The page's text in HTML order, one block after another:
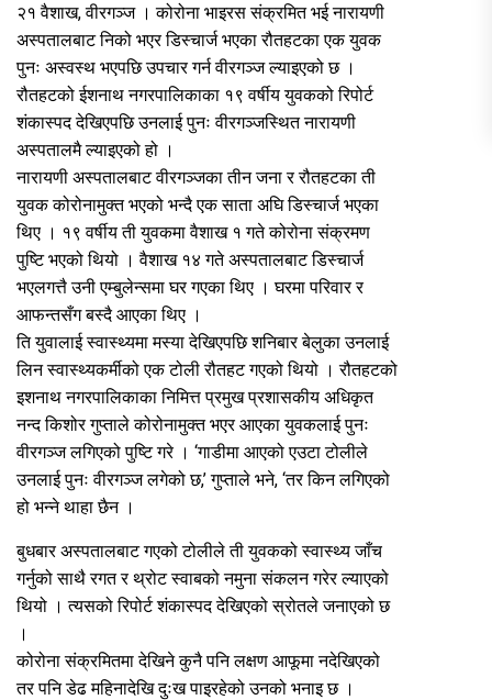
२१ वैशाख, वीरगञ्ज । कोरोना भाइरस संक्रमित भई नारायणी
अस्पतालबाट निको भएर डिस्चार्ज भएका रौतहटका एक युवक
पुनः अस्वस्थ भएपछि उपचार गर्न वीरगञ्ज ल्याइएको छ ।
रौतहटको ईशनाथ नगरपालिकाका १९ वर्षीय युवकको रिपोर्ट
शंकास्पद देखिएपछि उनलाई पुनः वीरगञ्जस्थित नारायणी
अस्पतालमै ल्याइएको हो ।
नारायणी अस्पतालबाट वीरगञ्जका तीन जना र रौतहटका ती
युवक कोरोनामुक्त भएको भन्दै एक साता अघि डिस्चार्ज भएका
थिए । १९ वर्षीय ती युवकमा वैशाख १ गते कोरोना संक्रमण
पुष्टि भएको थियो । वैशाख १४ गते अस्पतालबाट डिस्चार्ज
भएलगत्तै उनी एम्बुलेन्समा घर गएका थिए । घरमा परिवार र
आफन्तसँग बस्दै आएका थिए ।
ति युवालाई स्वास्थ्यमा मस्या देखिएपछि शनिबार बेलुका उनलाई
लिन स्वास्थ्यकर्मीको एक टोली रौतहट गएको थियो । रौतहटको
इशनाथ नगरपालिकाका निमित्त प्रमुख प्रशासकीय अधिकृत
नन्द किशोर गुप्ताले कोरोनामुक्त भएर आएका युवकलाई पुनः
वीरगञ्ज लगिएको पुष्टि गरे । ‘गाडीमा आएको एउटा टोलीले
उनलाई पुनः वीरगञ्ज लगेको छ,’ गुप्ताले भने, ‘तर किन लगिएको
हो भन्ने थाहा छैन ।
बुधबार अस्पतालबाट गएको टोलीले ती युवकको स्वास्थ्य जाँच
गर्नुको साथै रगत र थ्रोट स्वाबको नमुना संकलन गरेर ल्याएको
थियो । त्यसको रिपोर्ट शंकास्पद देखिएको स्रोतले जनाएको छ
।
कोरोना संक्रमितमा देखिने कुनै पनि लक्षण आफूमा नदेखिएको
तर पनि डेढ महिनादेखि दुःख पाइरहेको उनको भनाइ छ ।